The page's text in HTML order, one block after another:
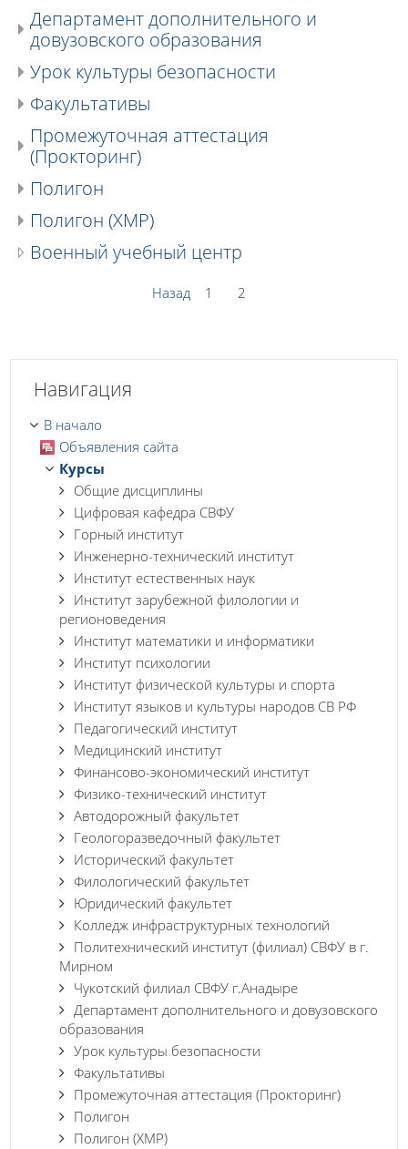
Департамент дополнительного и
довузовского образования
Урок культуры безопасности
Факультативы
Промежуточная аттестация
(Прокторинг)
Полигон
Полигон (ХМР)
Военный учебный центр
Назад 1 2
Навигация
В начало
Объявления сайта
Курсы
Общие дисциплины
Цифровая кафедра СВФУ
Горный институт
Инженерно-технический институт
Институт естественных наук
Институт зарубежной филологии и
регионоведения
Институт математики и информатики
Институт психологии
Институт физической культуры и спорта
Институт языков и культуры народов СВ РФ
Педагогический институт
Медицинский институт
Финансово-экономический институт
Физико-технический институт
Автодорожный факультет
Геологоразведочный факультет
Исторический факультет
Филологический факультет
Юридический факультет
Колледж инфраструктурных технологий
Политехнический институт (филиал) СВФУ в г.
Мирном
Чукотский филиал СВФУ г.Анадыре
Департамент дополнительного и довузовского
образования
Урок культуры безопасности
Факультативы
Промежуточная аттестация (Прокторинг)
Полигон
Полигон (ХМР)